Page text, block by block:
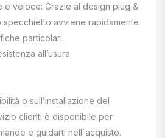
e veloce: Grazie al design plug &
specchietto avviene rapidamente
particolari.
all’usura.
o sull’installazione del
clienti è disponibile per
e guidarti nell`acquisto.